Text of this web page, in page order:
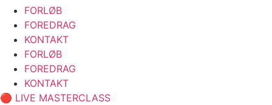
FORLØB
FOREDRAG
KONTAKT
FORLØB
FOREDRAG
KONTAKT
🔴 LIVE MASTERCLASS